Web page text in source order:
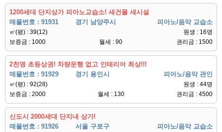
1200세대 단지상가 피아노교습소! 새건물 새시설
매물번호 : 91931
경기 남양주시 피아노/음악 교습소
㎡(평) : 39(12)
원생 : 16명
보증금 : 1000
월세 : 90 권리금 : 1500
2천명 초등상권! 차량운행 없고 인테리어 최상!!!
매물번호 : 91929
경기 용인시 피아노/음악 관인
㎡(평) : 92(28)
원생 : 44명
보증금 : 2000
월세 : 130 권리금 : 4500
신도시 2000세대 단지내 상가!
매물번호 : 91926
서울 구로구 피아노/음악 교습소